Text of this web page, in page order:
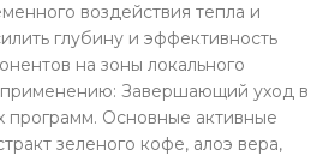
воздействия тепла и
глубину и эффективность
на зоны локального
применению: Завершающий уход в
программ. Основные активные
зеленого кофе, алоэ вера,